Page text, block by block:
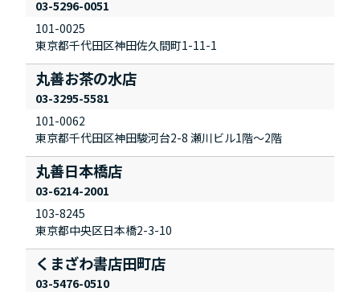
101-0025
東京都千代田区神田佐久間町1-11-1
03-5296-0051
丸善お茶の水店
101-0062
東京都千代田区神田駿河台2-8 瀬川ビル1階～2階
03-3295-5581
丸善日本橋店
103-8245
東京都中央区日本橋2-3-10
03-6214-2001
くまざわ書店田町店
03-5476-0510